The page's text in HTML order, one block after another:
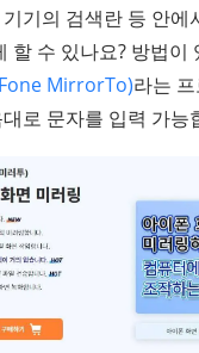
기의 검색란 등 안에
할 수 있나요? 방법이
MirrorTo)라는
로 문자를 입력 가능